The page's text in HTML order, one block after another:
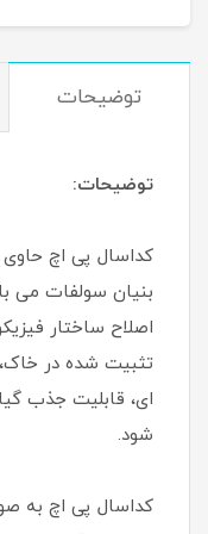
توضیحات
توضیحات:
کداسال پی اچ حاوی
اصلاح ساختار
تثبیت شده در
ای، قابلیت جذب
شود.